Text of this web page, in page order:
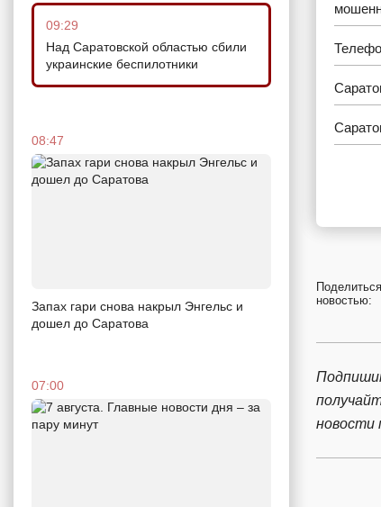
09:29
Над Саратовской областью сбили
украинские беспилотники
08:47
Запах гари снова накрыл Энгельс и
дошел до Саратова
07:00
Поделиться
новостью:
новости